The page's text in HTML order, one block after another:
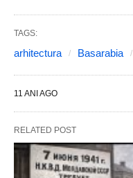
TAGS:
arhitectura Basarabia
11 ANI AGO
RELATED POST